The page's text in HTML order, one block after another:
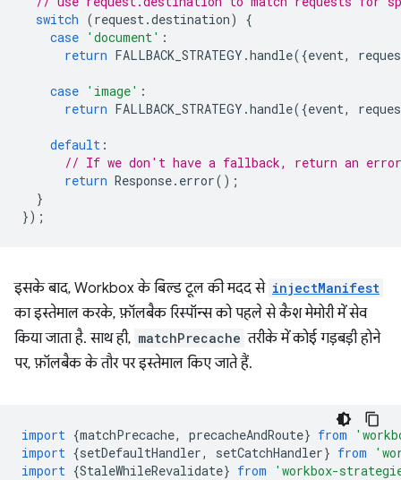
switch (request.destination)
{
case 'document' :
return FALLBACK_STRATEGY .handle({event,
case 'image' :
return FALLBACK_STRATEGY .handle({event,
default :
// If we don't have a fallback, return an error
return Response. error();
}
});
इसके बाद, Workbox के बिल्ड टूल की मदद से injectManifest
का इस्तेमाल करके, फ़ॉलबैक रिस्पॉन्स को पहले से कैश मेमोरी में सेव
किया जाता है. साथ ही, matchPrecache तरीके में कोई गड़बड़ी होने
पर, फ़ॉलबैक के तौर पर इस्तेमाल किए जाते हैं.
import {matchPrecache, precacheAndRoute} from
import {setDefaultHandler, setCatchHandler} from
import {StaleWhileRevalidate} from 'workbox-